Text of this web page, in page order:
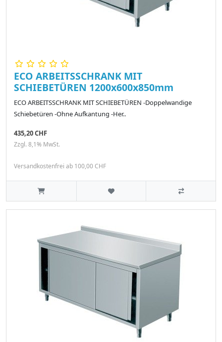
ECO ARBEITSSCHRANK MIT
SCHIEBETÜREN 1200x600x850mm
ECO ARBEITSSCHRANK MIT SCHIEBETÜREN -Doppelwandige
Schiebetüren -Ohne Aufkantung -Her..
435,20 CHF
Zzgl. 8,1% MwSt.
Versandkostenfrei ab 100,00 CHF